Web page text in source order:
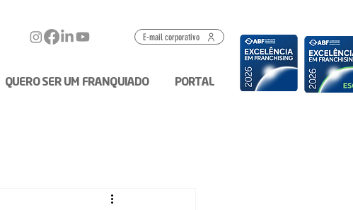
E-mail corporativo
QUERO SER UM FRANQUIADO PORTAL